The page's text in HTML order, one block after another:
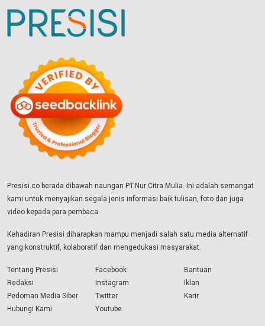
Presisi.co berada dibawah naungan PT.Nur Citra Mulia. Ini adalah semangat
kami untuk menyajikan segala jenis informasi baik tulisan, foto dan juga
video kepada para pembaca.
Kehadiran Presisi diharapkan mampu menjadi salah satu media alternatif
yang konstruktif, kolaboratif dan mengedukasi masyarakat.
Tentang Presisi
Redaksi
Pedoman Media Siber
Hubungi Kami
Facebook
Instagram
Twitter
Youtube
Bantuan
Iklan
Karir